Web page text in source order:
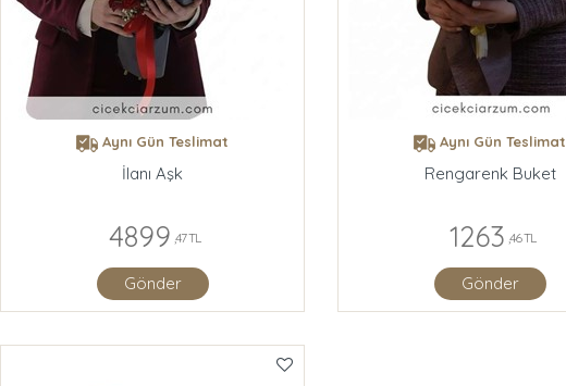
Aynı Gün Teslimat
İlanı Aşk
4899 ,47 TL
Gönder
Aynı Gün Teslimat
Rengarenk Buket
1263 ,46 TL
Gönder